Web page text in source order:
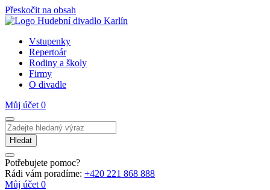
Přeskočit na obsah
Vstupenky
Repertoár
Rodiny a školy
Firmy
O divadle
Můj účet 0
Hledat
Potřebujete pomoc?
Rádi vám poradíme: +420 221 868 888
Můj účet 0